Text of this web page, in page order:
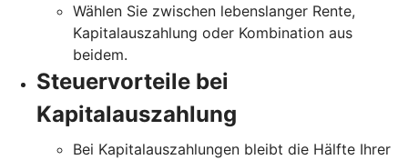
Wählen Sie zwischen lebenslanger Rente,
Kapitalauszahlung oder Kombination aus
beidem.
Steuervorteile bei
Kapitalauszahlung
Bei Kapitalauszahlungen bleibt die Hälfte Ihrer